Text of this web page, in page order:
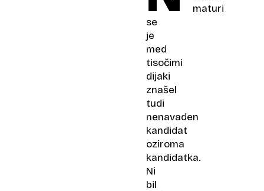
maturi
se
je
med
tisočimi
dijaki
znašel
tudi
nenavaden
kandidat
oziroma
kandidatka.
Ni
bil